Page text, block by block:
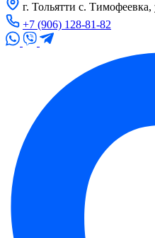
г. Тольятти с.
+7 (906) 128-81-82